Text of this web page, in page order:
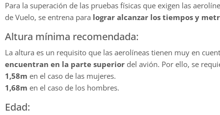
Para la superación de las pruebas físicas que exigen las
de Vuelo, se entrena para lograr alcanzar los tiempos y
Altura mínima recomendada:
La altura es un requisito que las aerolíneas tienen muy en
encuentran en la parte superior del avión. Por ello, se
1,58m en el caso de las mujeres.
1,68m en el caso de los hombres.
Edad: